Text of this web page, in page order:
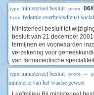
type ministerieel besluit prom. 06/
bron federale overheidsdienst
Ministerieel besluit tot
besluit van 21 december
termijnen en voorwaarden
verzekering voor
van farmaceutische
type ministerieel besluit prom. --
ministerie van het waalse gewest